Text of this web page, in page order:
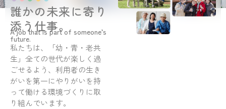
誰かの未来に寄り
添う仕事。
A job that is part of someone’s
future.
私たちは、「幼・青・老共
生」全ての世代が楽しく過
ごせるよう、利用者の生き
がいを第一にやりがいを持
って働ける環境づくりに取
り組んでいます。